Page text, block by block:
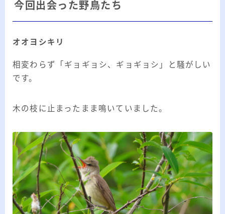
みきてぃ
20代のブロガーです。IT・インターネット関連
や生活関連、趣味の1つである観賞魚などの記事
を書いています。
≫詳しいプロフィールを見る
≫お問い合わせはこちら
今回出会った野鳥たち
オオヨシキリ
相変わらず「ギョギョシ、ギョギョシ」と騒がしい
です。
木の枝に止まったまま鳴いていました。